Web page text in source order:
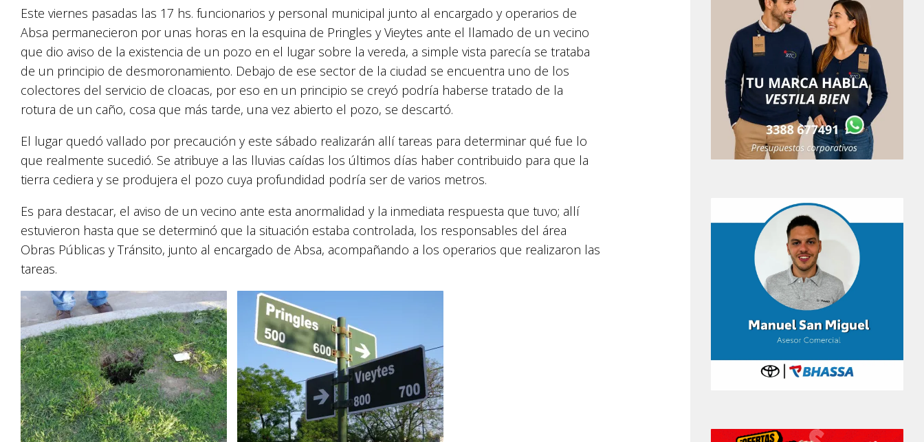
Este viernes pasadas las 17 hs. funcionarios y personal municipal junto al encargado y operarios de
Absa permanecieron por unas horas en la esquina de Pringles y Vieytes ante el llamado de un vecino
que dio aviso de la existencia de un pozo en el lugar sobre la vereda, a simple vista parecía se trataba
de un principio de desmoronamiento. Debajo de ese sector de la ciudad se encuentra uno de los
colectores del servicio de cloacas, por eso en un principio se creyó podría haberse tratado de la
rotura de un caño, cosa que más tarde, una vez abierto el pozo, se descartó.
El lugar quedó vallado por precaución y este sábado realizarán allí tareas para determinar qué fue lo
que realmente sucedió. Se atribuye a las lluvias caídas los últimos días haber contribuido para que la
tierra cediera y se produjera el pozo cuya profundidad podría ser de varios metros.
Es para destacar, el aviso de un vecino ante esta anormalidad y la inmediata respuesta que tuvo; allí
estuvieron hasta que se determinó que la situación estaba controlada, los responsables del área
Obras Públicas y Tránsito, junto al encargado de Absa, acompañando a los operarios que realizaron las
tareas.